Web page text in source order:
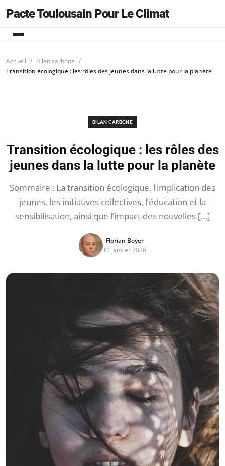
Pacte Toulousain Pour Le Climat
Accueil
Bilan carbone
Transition écologique : les rôles des jeunes dans la lutte pour la planète
BILAN CARBONE
Transition écologique : les rôles des
jeunes dans la lutte pour la planète
Sommaire : La transition écologique, l’implication des
jeunes, les initiatives collectives, l’éducation et la
sensibilisation, ainsi que l’impact des nouvelles […]
Florian Boyer
10 janvier 2026